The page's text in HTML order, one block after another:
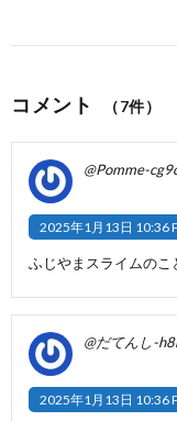
コメント （7件）
@Pomme-
2025年1月13日 10:36
ふじやまスライムのこ
@だてんし-
2025年1月13日 10:36